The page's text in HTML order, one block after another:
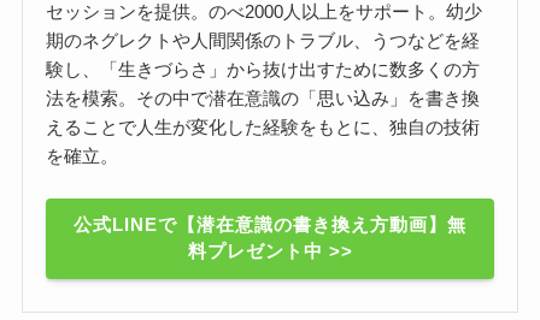
セッションを提供。のべ2000人以上をサポート。幼少
期のネグレクトや人間関係のトラブル、うつなどを経
験し、「生きづらさ」から抜け出すために数多くの方
法を模索。その中で潜在意識の「思い込み」を書き換
えることで人生が変化した経験をもとに、独自の技術
を確立。
公式LINEで【潜在意識の書き換え方動画】無
料プレゼント中 >>